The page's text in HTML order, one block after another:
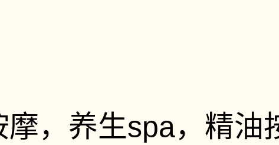
，养生spa，精油